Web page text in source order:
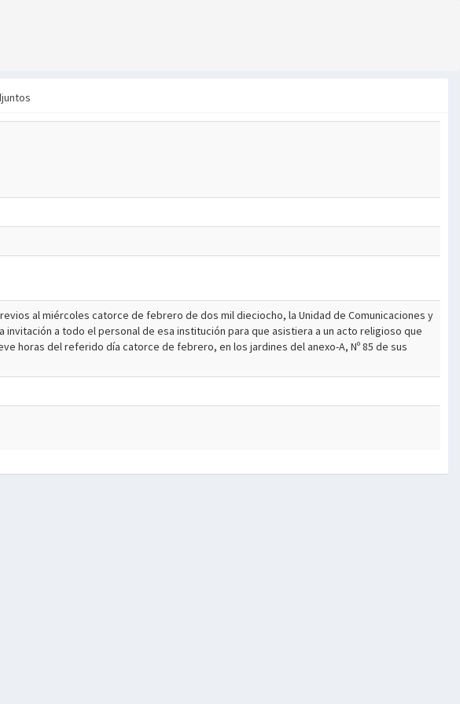
al miércoles catorce de febrero de dos mil dieciocho, la Unidad de Comunicaciones y
a todo el personal de esa institución para que asistiera a un acto religioso que
horas del referido día catorce de febrero, en los jardines del anexo-A, Nº 85 de sus